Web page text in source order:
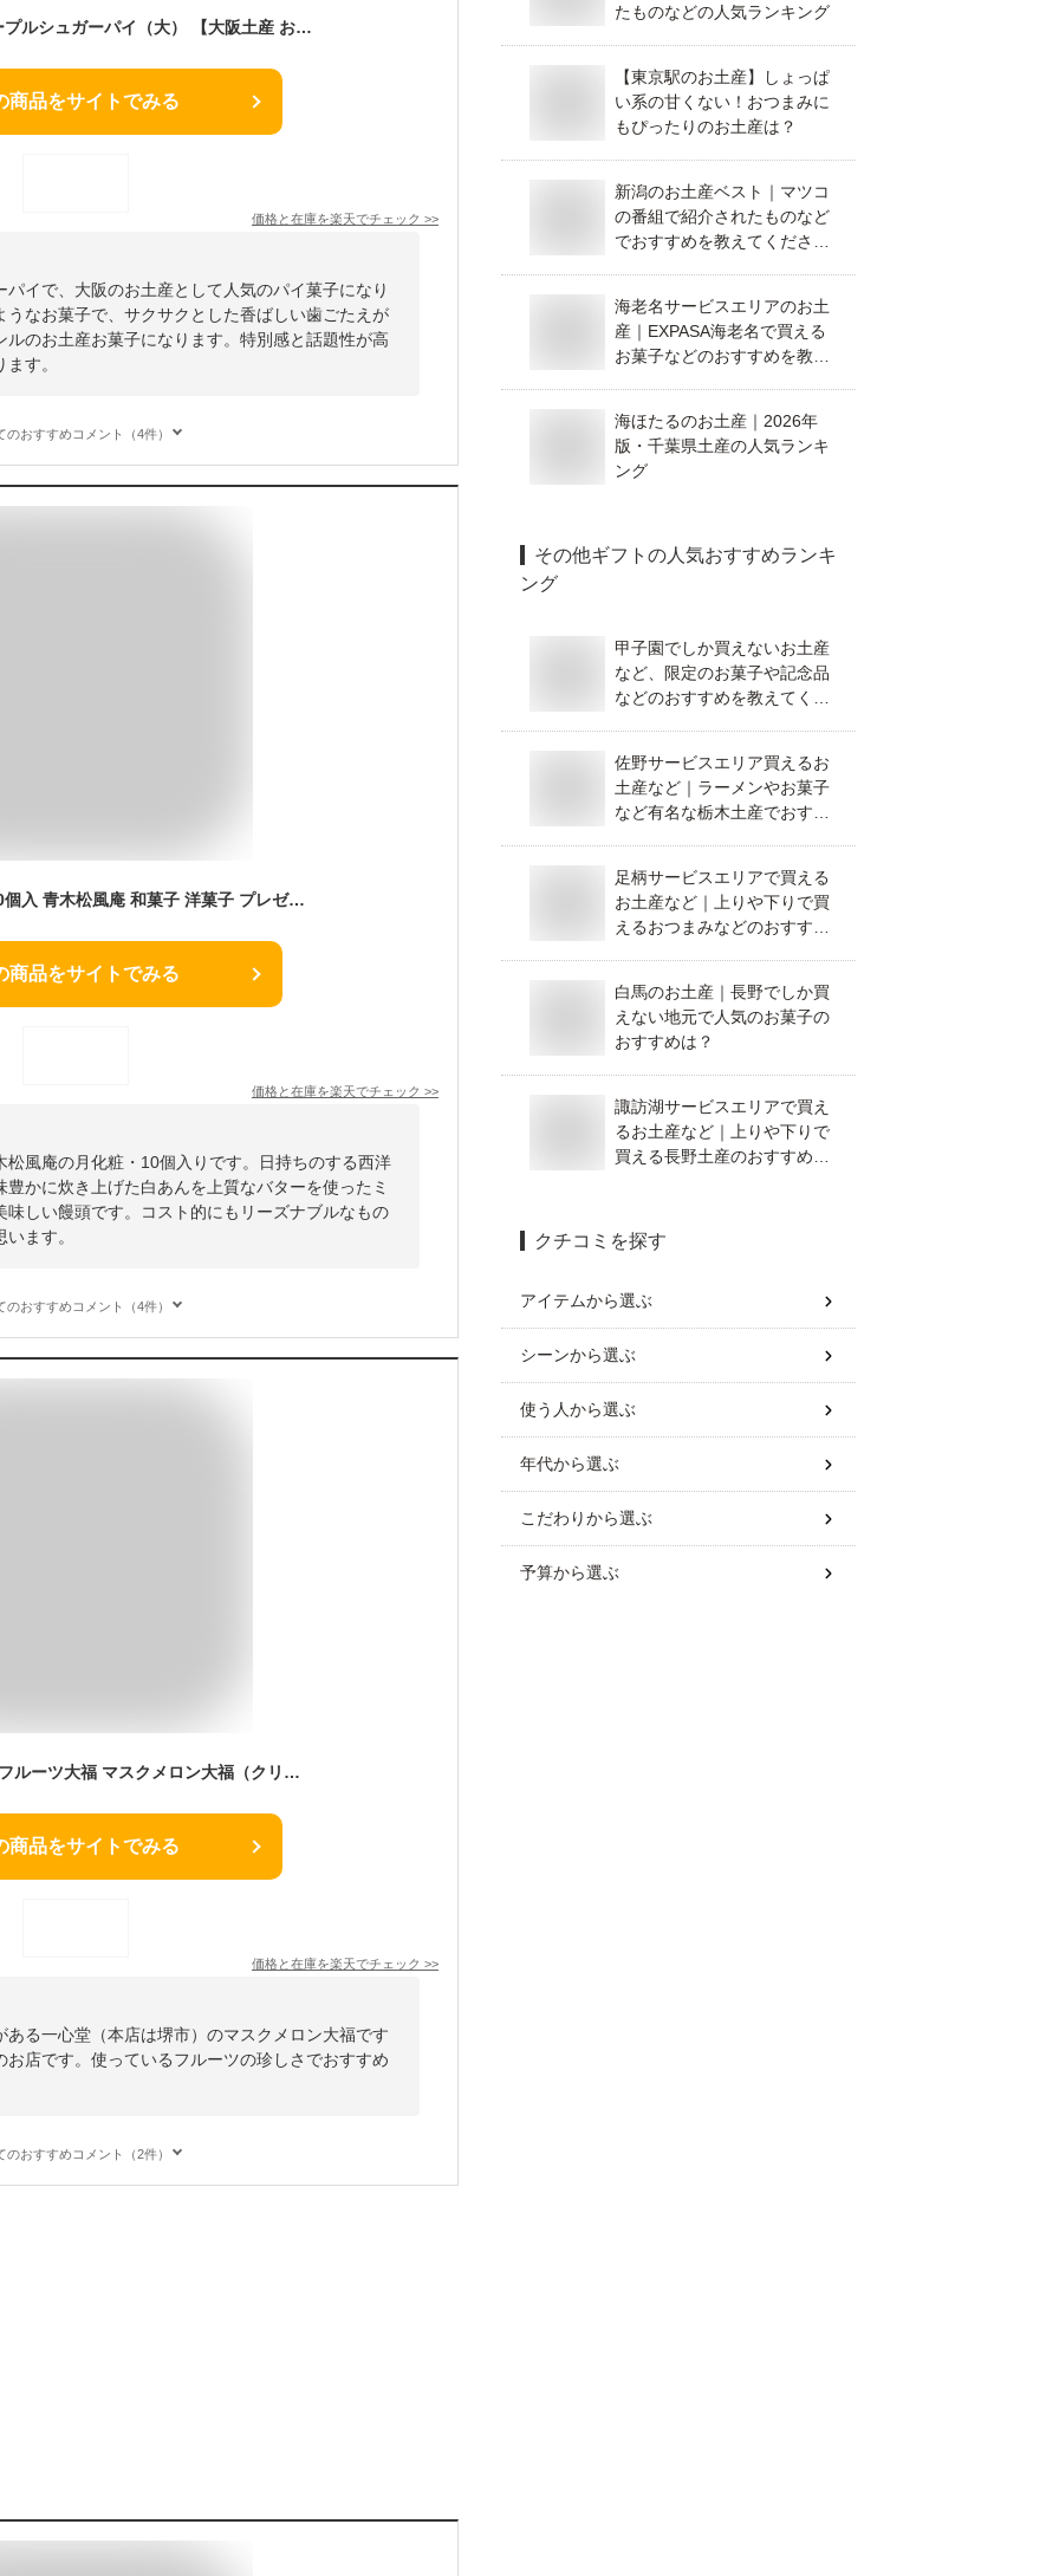
ユーハイム 大阪メープルシュガーパイ（大） 【大阪土産 おみやげ 大阪みやげ 関西 お土産 関西土産 修学旅行 帰省 土産 手土産 ユーハイム】
商品をサイトでみる
価格と在庫を楽天でチェック >>
イで、大阪のお土産として人気のパイ菓子になり
なお菓子で、サクサクとした香ばしい歯ごたえが
のお土産お菓子になります。特別感と話題性が高
す。
のおすすめコメント（4件）
大阪 お土産 月化粧 10個入 青木松風庵 和菓子 洋菓子 プレゼント 進物 贈り物 贈答用 大阪土産 お菓子 プチギフト 菓子折り饅頭 まんじゅう個包装 職場
商品をサイトでみる
価格と在庫を楽天でチェック >>
風庵の月化粧・10個入りです。日持ちのする西洋
かに炊き上げた白あんを上質なバターを使ったミ
しい饅頭です。コスト的にもリーズナブルなもの
ます。
のおすすめコメント（4件）
一心堂 摘みたて菓実 フルーツ大福 マスクメロン大福（クリームチーズ入） 4ヶ入 和菓子 スイーツ 和スイーツ お取り寄せ 詰め合わせ プレゼント ギフト 手土産
商品をサイトでみる
価格と在庫を楽天でチェック >>
る一心堂（本店は堺市）のマスクメロン大福です
店です。使っているフルーツの珍しさでおすすめ
のおすすめコメント（2件）
たものなどの人気ランキング
【東京駅のお土産】しょっぱ
い系の甘くない！おつまみに
もぴったりのお土産は？
新潟のお土産ベスト｜マツコ
の番組で紹介されたものなど
でおすすめを教えてくださ
海老名サービスエリアのお土
産｜EXPASA海老名で買える
お菓子などのおすすめを教え
海ほたるのお土産｜2026年
版・千葉県土産の人気ランキ
ング
その他ギフト の人気おすすめランキ
ング
甲子園でしか買えないお土産
など、限定のお菓子や記念品
などのおすすめを教えてくだ
佐野サービスエリア買えるお
土産など｜ラーメンやお菓子
など有名な栃木土産でおすす
足柄サービスエリアで買える
お土産など｜上りや下りで買
えるおつまみなどのおすすめ
白馬のお土産｜長野でしか買
えない地元で人気のお菓子の
おすすめは？
諏訪湖サービスエリアで買え
るお土産など｜上りや下りで
買える長野土産のおすすめを
クチコミを探す
アイテムから選ぶ
シーンから選ぶ
使う人から選ぶ
年代から選ぶ
こだわりから選ぶ
予算から選ぶ